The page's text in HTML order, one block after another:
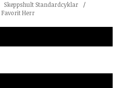
Skeppshult Standardcyklar
/
Favorit Herr